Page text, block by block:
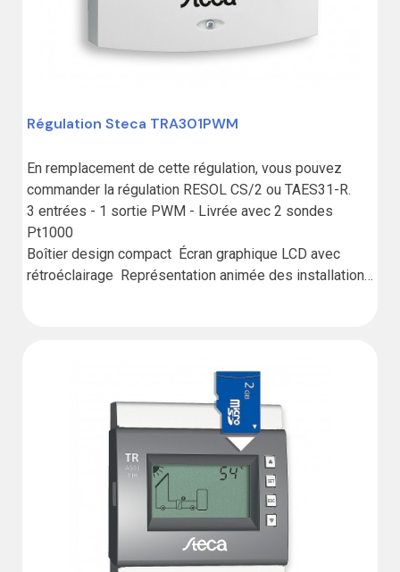
Régulation Steca TRA301PWM
En remplacement de cette régulation, vous pouvez
commander la régulation RESOL CS/2 ou TAES31-R.
3 entrées - 1 sortie PWM - Livrée avec 2 sondes
Pt1000
Boîtier design compact  Écran graphique LCD avec
rétroéclairage  Représentation animée des installations